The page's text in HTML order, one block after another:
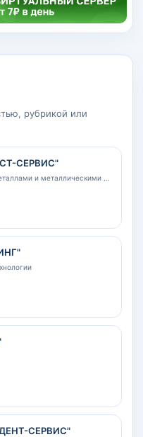
рубрикой или
СЕРВИС"
СЕРВИС"